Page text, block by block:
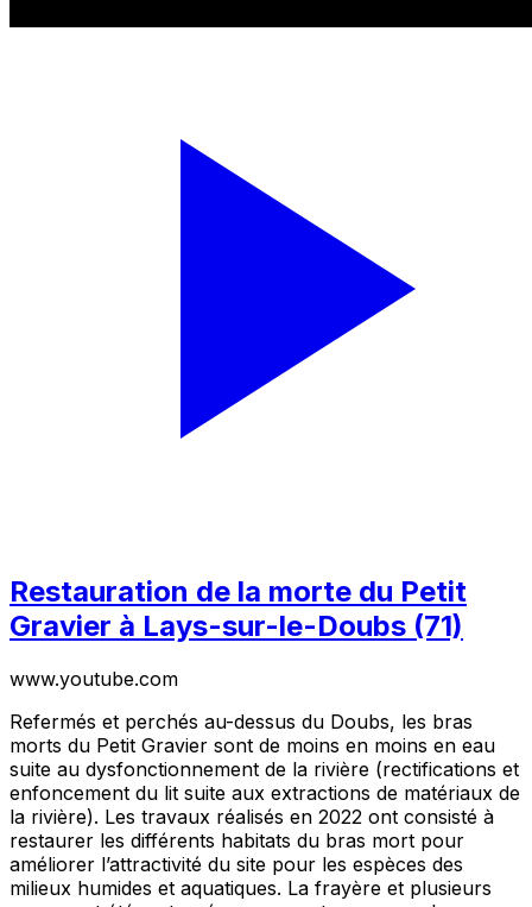
Restauration de la morte du Petit
Gravier à Lays-sur-le-Doubs (71)
www.youtube.com
Refermés et perchés au-dessus du Doubs, les bras
morts du Petit Gravier sont de moins en moins en eau
suite au dysfonctionnement de la rivière (rectifications et
enfoncement du lit suite aux extractions de matériaux de
la rivière). Les travaux réalisés en 2022 ont consisté à
restaurer les différents habitats du bras mort pour
améliorer l’attractivité du site pour les espèces des
milieux humides et aquatiques. La frayère et plusieurs